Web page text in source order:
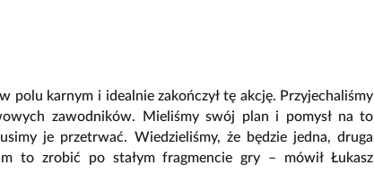
polu karnym i idealnie zakończył tę akcję. Przyjechaliśmy
zawodników. Mieliśmy swój plan i pomysł na to
je przetrwać. Wiedzieliśmy, że będzie jedna, druga
to zrobić po stałym fragmencie gry – mówił Łukasz